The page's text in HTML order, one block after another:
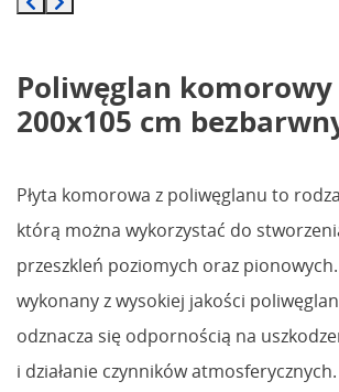
Poliwęglan komorowy
200x105 cm
Płyta komorowa z poliwęglanu to
którą można wykorzystać do
przeszkleń poziomych oraz
wykonany z wysokiej jakości
odznacza się odpornością na
i działanie czynników